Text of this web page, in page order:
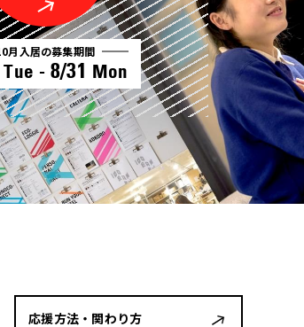
月入居の募集期間
Tue - 8/31 Mon
応援方法・関わり方